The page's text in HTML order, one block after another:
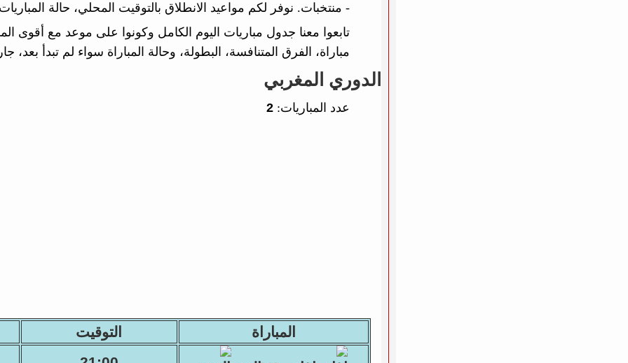
- منتخبات. نوفر لكم مواعيد الانطلاق بالتوقيت المحلي، حالة
تابعوا معنا جدول مباريات اليوم الكامل وكونوا على موعد مع
مباراة، الفرق المتنافسة، البطولة، وحالة المباراة سواء لم تبدأ بعد،
الدوري المغربي
عدد المباريات: 2
المباراة التوقيت